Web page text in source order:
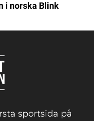
i norska Blink
sportsida på